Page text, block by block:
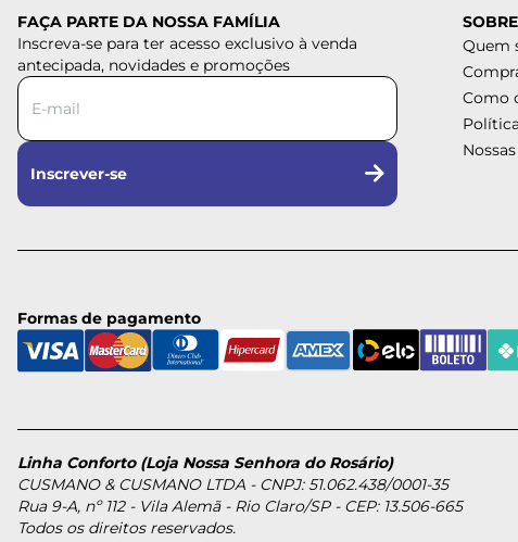
FAÇA PARTE DA NOSSA FAMÍLIA
Inscreva-se para ter acesso exclusivo à venda
antecipada, novidades e promoções
Inscrever-se
Quem
Como
Formas de pagamento
Linha Conforto (Loja Nossa Senhora do Rosário)
CUSMANO & CUSMANO LTDA - CNPJ: 51.062.438/0001-35
Rua 9-A, nº 112 - Vila Alemã - Rio Claro/SP - CEP: 13.506-665
Todos os direitos reservados.